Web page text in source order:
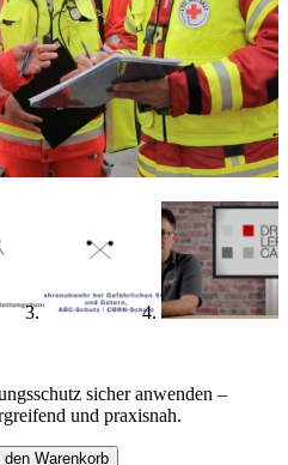
sicher anwenden –
und praxisnah.
den Warenkorb